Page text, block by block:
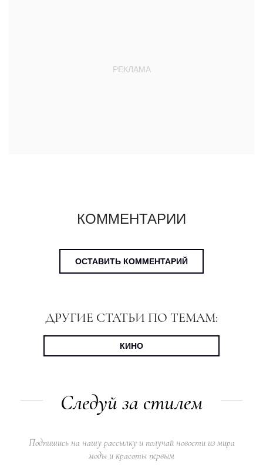
КОММЕНТАРИИ
ОСТАВИТЬ КОММЕНТАРИЙ
ДРУГИЕ СТАТЬИ ПО ТЕМАМ:
КИНО
Следуй за стилем
Подпишись на нашу рассылку и получай новости из мира
моды и красоты первым